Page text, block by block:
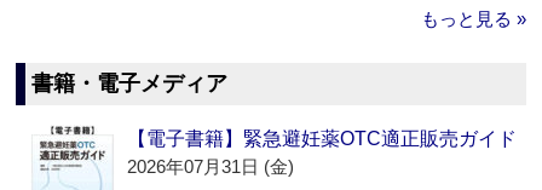
もっと見る »
書籍・電子メディア
【電子書籍】緊急避妊薬OTC適正販売ガイド
2026年07月31日 (金)